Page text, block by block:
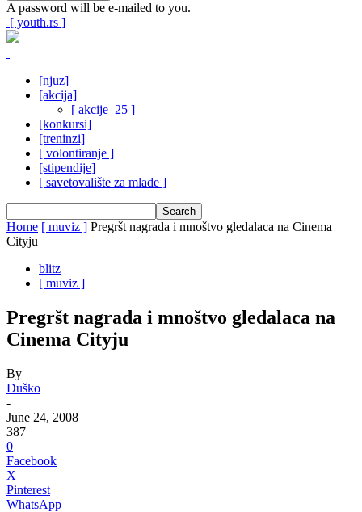
A password will be e-mailed to you.
[ youth.rs ]
[njuz]
[akcija]
[ akcije_25 ]
[konkursi]
[treninzi]
[ volontiranje ]
[stipendije]
[ savetovalište za mlade ]
Home [ muviz ] Pregršt nagrada i mnoštvo gledalaca na Cinema
Cityju
blitz
[ muviz ]
Pregršt nagrada i mnoštvo gledalaca na
Cinema Cityju
By
Duško
-
June 24, 2008
387
0
Facebook
X
Pinterest
WhatsApp